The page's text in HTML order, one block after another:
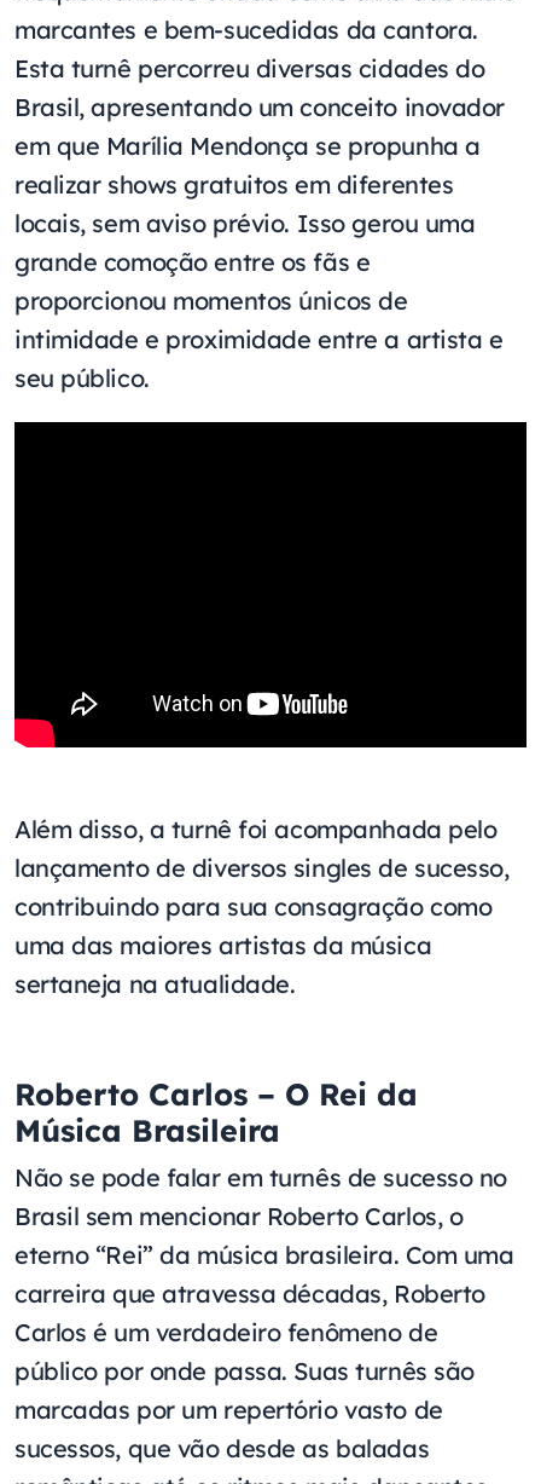
marcantes e bem-sucedidas da cantora.
Esta turnê percorreu diversas cidades do
Brasil, apresentando um conceito inovador
em que Marília Mendonça se propunha a
realizar shows gratuitos em diferentes
locais, sem aviso prévio. Isso gerou uma
grande comoção entre os fãs e
proporcionou momentos únicos de
intimidade e proximidade entre a artista e
seu público.
Além disso, a turnê foi acompanhada pelo
lançamento de diversos singles de sucesso,
contribuindo para sua consagração como
uma das maiores artistas da música
sertaneja na atualidade.
Roberto Carlos – O Rei da
Música Brasileira
Não se pode falar em turnês de sucesso no
Brasil sem mencionar Roberto Carlos, o
eterno “Rei” da música brasileira. Com uma
carreira que atravessa décadas, Roberto
Carlos é um verdadeiro fenômeno de
público por onde passa. Suas turnês são
marcadas por um repertório vasto de
sucessos, que vão desde as baladas